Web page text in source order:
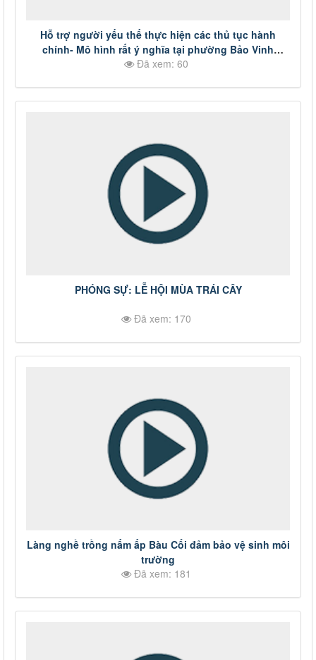
Hỗ trợ người yếu thế thực hiện các thủ tục hành
chính- Mô hình rất ý nghĩa tại phường Bảo Vinh
#DongNai #thoisu #tintuctrongngay
Đã xem: 60
PHÓNG SỰ: LỄ HỘI MÙA TRÁI CÂY
Đã xem: 170
Làng nghề trồng nấm ấp Bàu Cối đảm bảo vệ sinh môi
trường
Đã xem: 181